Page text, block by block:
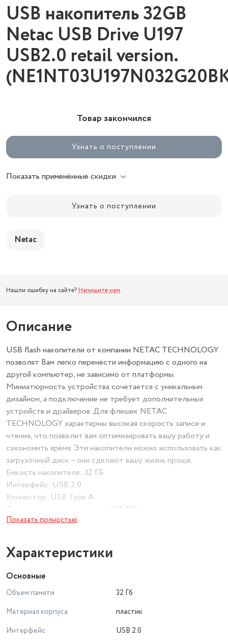
USB накопитель 32GB
Netac USB Drive U197
USB2.0 retail version.
Товар закончился
Узнать о поступлении
Показать применённые скидки
Узнать о поступлении
Netac
Нашли ошибку на сайте? Напишите нам.
Описание
USB flash накопители от компании NETAC TECHNOLOGY
позволят Вам легко перенести информацию с одного на
другой компьютер, не зависимо от платформы.
Миниатюрность устройства сочетается с уникальным
дизайном, а подключение не требует дополнительных
устройств и драйверов. Для флешек NETAC
TECHNOLOGY характерны высокая скорость записи и
чтения, что позволит вам оптимизировать вашу работу и
сэкономить время. Эти накопители можно использовать как
загрузочный диск – они сделают вашу жизнь проще.
Емкость накопителя: 32 ГБ
Интерфейс: USB 2.0
Коннектор: USB Type A
Скорость передачи данных: 480 Мб/сек.
Особенности: Без колпачка Plug-and-play Отверстие для
Цвет: Чёрный/Красный
Материал: Пластик
Габариты и вес
Ширина: 6.3 мм
Номинальный вес: 0.002 кг
Показать полностью
Характеристики
Основные
Объем памяти
32 Гб
Материал корпуса
пластик
Интерфейс
USB 2.0